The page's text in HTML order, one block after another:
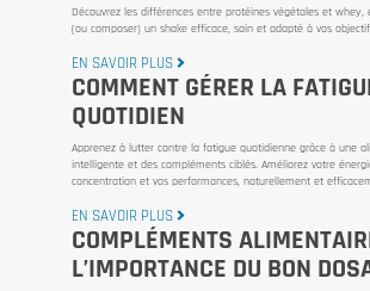
Découvrez les différences entre protéines végétales et whey,
(ou composer) un shake efficace, sain et adapté à vos
EN SAVOIR PLUS
COMMENT GÉRER LA
QUOTIDIEN
Apprenez à lutter contre la fatigue quotidienne grâce à une
intelligente et des compléments ciblés. Améliorez votre
concentration et vos performances, naturellement et
EN SAVOIR PLUS
COMPLÉMENTS
L’IMPORTANCE DU BON